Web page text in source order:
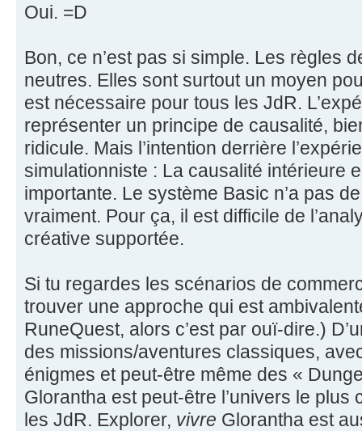
Oui. =D
Bon, ce n’est pas si simple. Les règles
neutres. Elles sont surtout un moyen
est nécessaire pour tous les JdR.
représenter un principe de causalité,
ridicule. Mais l’intention derrière
simulationniste : La causalité intérieure
importante. Le système Basic n’a pas
vraiment. Pour ça, il est difficile de
créative supportée.
Si tu regardes les scénarios de
trouver une approche qui est
RuneQuest, alors c’est par ouï-dire.)
des missions/aventures classiques,
énigmes et peut-être même des «
Glorantha est peut-être l’univers le
les JdR. Explorer, vivre Glorantha est